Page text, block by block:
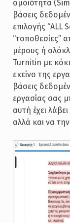
ομοιότητα
βάσεις
επιλογής “ALL
“τοποθεσίες”
μέρους ή
Turnitin με
εκείνο της
βάσεις
εργασίας σας
αυτή έχει
αλλά και να